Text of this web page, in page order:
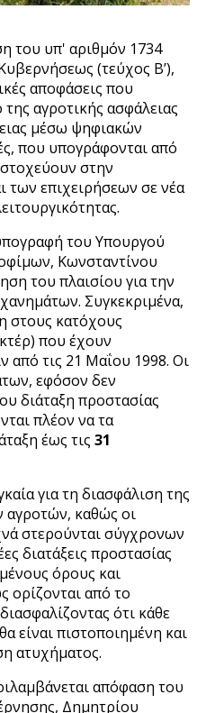
του υπ' αριθμόν 1734
(τεύχος Β’),
αποφάσεις που
αγροτικής ασφάλειας
μέσω ψηφιακών
που υπογράφονται από
στην
επιχειρήσεων σε νέα
του Υπουργού
Κωνσταντίνου
του πλαισίου για την
Συγκεκριμένα,
στους κατόχους
που έχουν
από τις 21 Μαΐου 1998. Οι
εφόσον δεν
διάταξη προστασίας
πλέον να τα
έως τις 31
για τη διασφάλιση της
αγροτών, καθώς οι
στερούνται σύγχρονων
διατάξεις προστασίας
όρους και
ορίζονται από το
ότι κάθε
είναι πιστοποιημένη και
ατυχήματος.
απόφαση του
Δημητρίου